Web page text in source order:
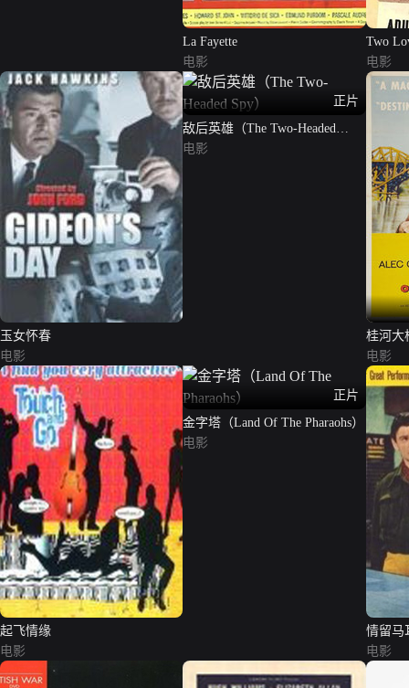
La Fayette
电影
Two
电影
玉女怀春
电影
正片
敌后英雄（The Two-Headed
Spy）
电影
桂河大
River
电影
起飞情缘
电影
正片
金字塔（Land Of The Pharaohs）
电影
情留马
电影